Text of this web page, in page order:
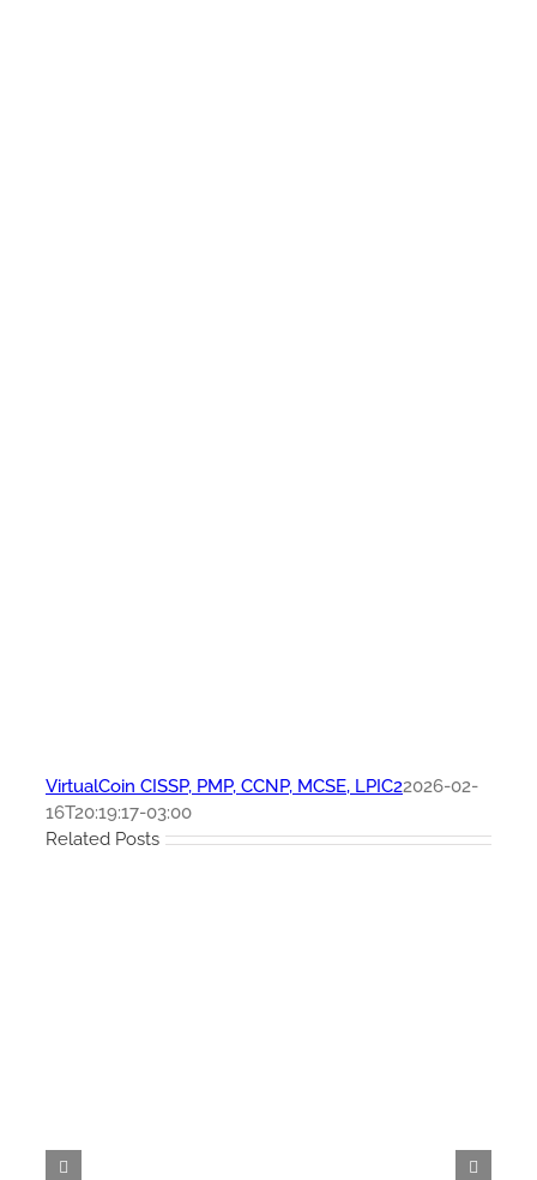
VirtualCoin CISSP, PMP, CCNP, MCSE, LPIC22026-02-
16T20:19:17-03:00
Related Posts